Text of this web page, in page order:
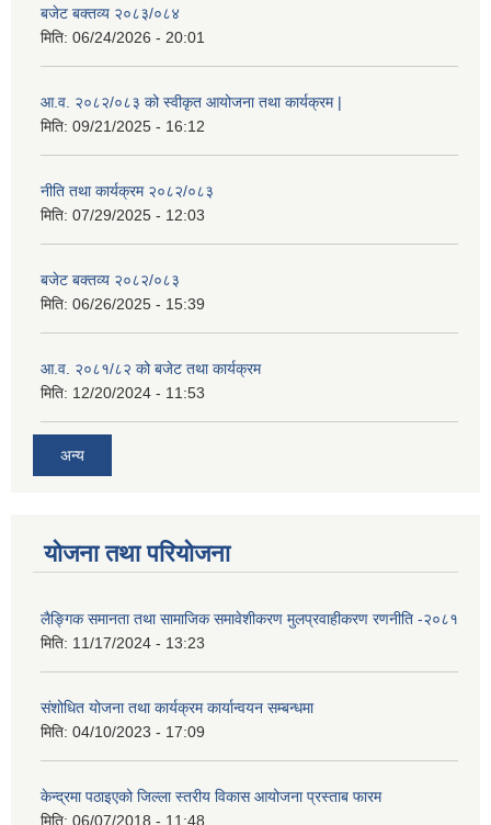
बजेट बक्तव्य २०८३/०८४
मिति: 06/24/2026 - 20:01
आ.व. २०८२/०८३ को स्वीकृत आयोजना तथा कार्यक्रम |
मिति: 09/21/2025 - 16:12
नीति तथा कार्यक्रम २०८२/०८३
मिति: 07/29/2025 - 12:03
बजेट बक्तव्य २०८२/०८३
मिति: 06/26/2025 - 15:39
आ.व. २०८१/८२ को बजेट तथा कार्यक्रम
मिति: 12/20/2024 - 11:53
अन्य
योजना तथा परियोजना
लैङ्गिक समानता तथा सामाजिक समावेशीकरण मुलप्रवाहीकरण रणनीति -२०८१
मिति: 11/17/2024 - 13:23
संशोधित योजना तथा कार्यक्रम कार्यान्वयन सम्बन्धमा
मिति: 04/10/2023 - 17:09
केन्द्रमा पठाइएको जिल्ला स्तरीय विकास आयोजना प्रस्ताब फारम
मिति: 06/07/2018 - 11:48